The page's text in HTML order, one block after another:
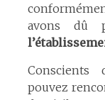
avons dû
Conscients
pouvez